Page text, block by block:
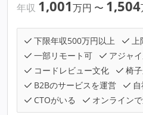
年収 1,001万円 〜 1,504
下限年収500万円以上
上
一部リモート可
アジャ
コードレビュー文化
椅
B2Bのサービスを運営
CTOがいる
オンライン